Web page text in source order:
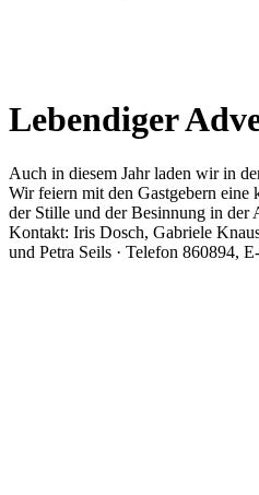
Lebendiger
Auch in diesem Jahr laden wir in
Wir feiern mit den Gastgebern eine
der Stille und der Besinnung in der
Kontakt: Iris Dosch, Gabriele
und Petra Seils · Telefon 860894,